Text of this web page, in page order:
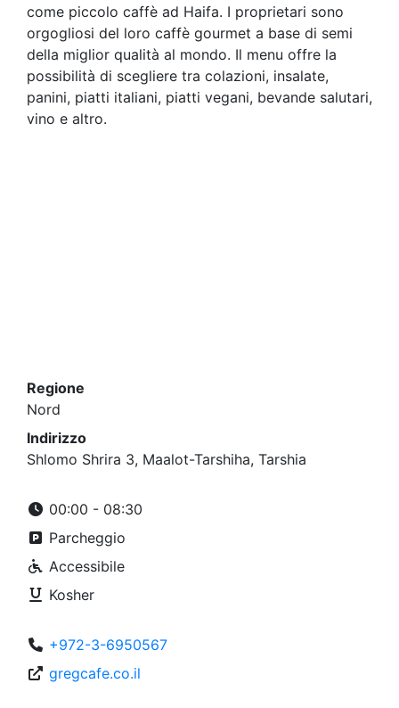
come piccolo caffè ad Haifa. I proprietari sono
orgogliosi del loro caffè gourmet a base di semi
della miglior qualità al mondo. Il menu offre la
possibilità di scegliere tra colazioni, insalate,
panini, piatti italiani, piatti vegani, bevande salutari,
vino e altro.
Regione
Nord
Indirizzo
Shlomo Shrira 3, Maalot-Tarshiha, Tarshia
00:00 - 08:30
Parcheggio
Accessibile
Kosher
+972-3-6950567
gregcafe.co.il